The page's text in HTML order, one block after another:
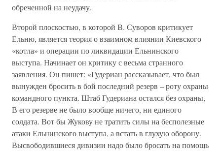
обреченной на неудачу.
Второй плоскостью, в которой В. Суворов критикует
Ельню, является теория о взаимном влиянии Киевского
«котла» и операции по ликвидации Ельнинского
выступа. Начинает он критику с весьма странного
заявления. Он пишет: «Гудериан рассказывает, что был
вынужден бросить в бой последний резерв – роту охраны
командного пункта. Штаб Гудериана остался без охраны,
В его резерве не было вообще ничего, ни единого
солдата. Вот бы Жукову не тратить силы на бесполезные
атаки Ельнинского выступа, а встать в глухую оборону.
Высвободившиеся дивизии надо было бросать на помощь